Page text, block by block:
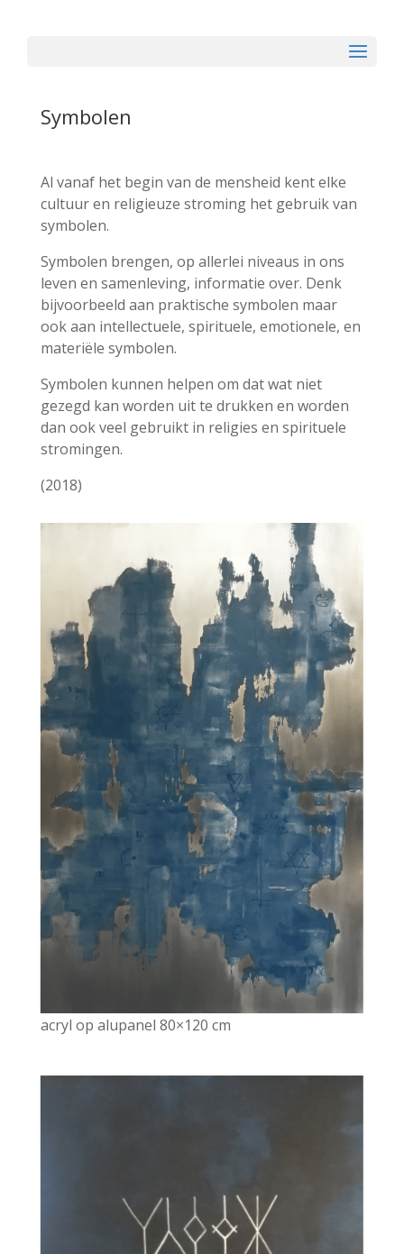
Symbolen
Al vanaf het begin van de mensheid kent elke
cultuur en religieuze stroming het gebruik van
symbolen.
Symbolen brengen, op allerlei niveaus in ons
leven en samenleving, informatie over. Denk
bijvoorbeeld aan praktische symbolen maar
ook aan intellectuele, spirituele, emotionele, en
materiële symbolen.
Symbolen kunnen helpen om dat wat niet
gezegd kan worden uit te drukken en worden
dan ook veel gebruikt in religies en spirituele
stromingen.
(2018)
acryl op alupanel 80×120 cm